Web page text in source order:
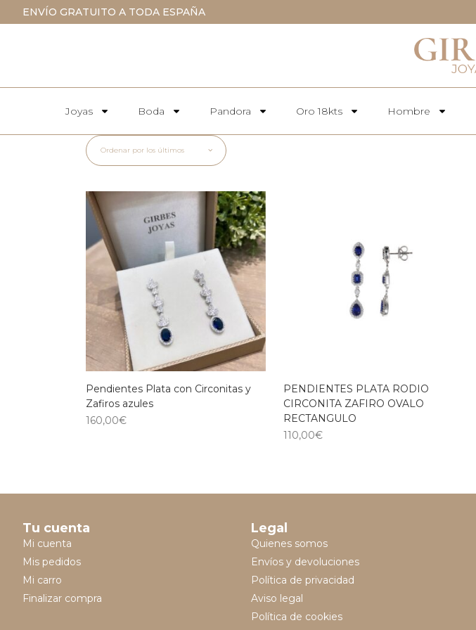
ENVÍO GRATUITO A TODA ESPAÑA
Joyas Boda Pandora Oro 18kts Hombre
Ordenar por los últimos
Pendientes Plata con Circonitas y
Zafiros azules
160,00€
PENDIENTES PLATA RODIO
CIRCONITA ZAFIRO OVALO
RECTANGULO
110,00€
Tu cuenta
Mi cuenta
Mis pedidos
Mi carro
Finalizar compra
Legal
Quienes somos
Envíos y devoluciones
Política de privacidad
Aviso legal
Política de cookies